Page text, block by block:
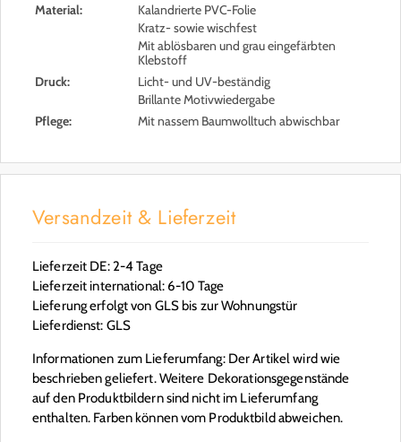
Material:
Kalandrierte PVC-Folie
Kratz- sowie wischfest
Mit ablösbaren und grau eingefärbten
Klebstoff
Druck:
Licht- und UV-beständig
Brillante Motivwiedergabe
Pflege:
Mit nassem Baumwolltuch abwischbar
Versandzeit & Lieferzeit
Lieferzeit DE: 2-4 Tage
Lieferzeit international: 6-10 Tage
Lieferung erfolgt von GLS bis zur Wohnungstür
Lieferdienst: GLS
Informationen zum Lieferumfang: Der Artikel wird wie
beschrieben geliefert. Weitere Dekorationsgegenstände
auf den Produktbildern sind nicht im Lieferumfang
enthalten. Farben können vom Produktbild abweichen.